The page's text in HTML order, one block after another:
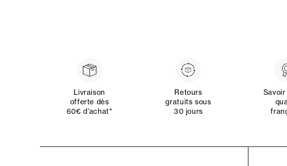
Livraison
offerte dès
60€ d’achat*
Retours
gratuits sous
30 jours